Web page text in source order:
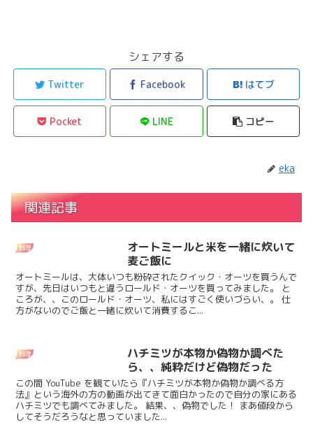
シェアする
Twitter Facebook はてブ
Pocket LINE コピー
eka
関連記事
料理
オートミールと米を一緒に炊いて
麦ご飯に
オートミールは、大体いつも粉砕されたクイック・オーツを買うんで
すが、先日はいつもと違うロールド・オーツを買ってみました。 と
ころが、、このロールド・オーツ、私にはすごく使いづらい、。 仕
方がないのでご飯と一緒に炊いて消費するこ...
料理
ハチミツが本物か偽物か調べた
ら、、純粋だけど偽物だった
この間 YouTube を観ていたら『ハチミツが本物か偽物か調べる方
法』という海外の方の動画が出てきて面白かったので自分の家にある
ハチミツでも調べてみました。 結果、、偽物でした！ まあ値段から
してそうだろうなと思っていました...